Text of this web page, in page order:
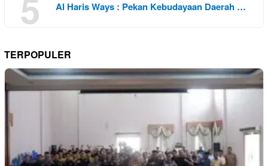
Al Haris Ways : Pekan Kebudayaan Daerah …
TERPOPULER